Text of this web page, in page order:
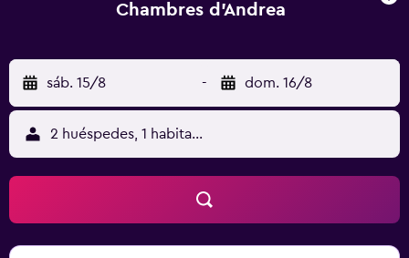
Chambres d'Andrea
sáb. 15/8 - dom. 16/8
2 huéspedes, 1 habitación